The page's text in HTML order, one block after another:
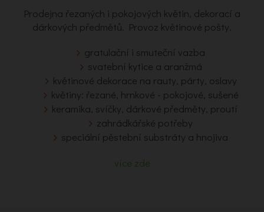
Prodejna řezaných i pokojových květin, dekorací a
dárkových předmětů. Provoz květinové pošty.
gratulační i smuteční vazba
svatební kytice a aranžmá
květinové dekorace na rauty, párty, oslavy
květiny: řezané, hrnkové - pokojové, sušené
keramika, svíčky, dárkové předměty, proutí
zahrádkářské potřeby
speciální pěstební substráty a hnojiva
více zde